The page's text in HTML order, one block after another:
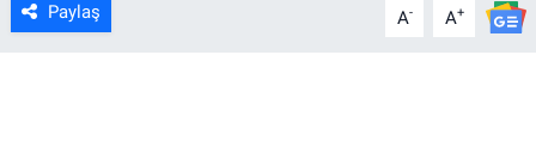
Paylaş A- A+